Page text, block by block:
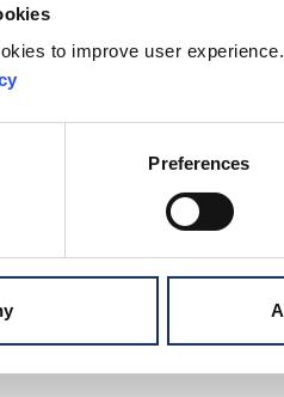
to improve user
Preferences